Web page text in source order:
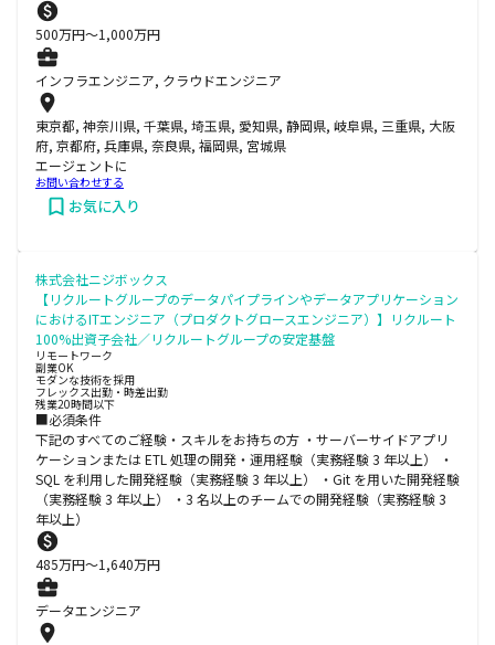
500万円〜1,000万円
インフラエンジニア, クラウドエンジニア
東京都, 神奈川県, 千葉県, 埼玉県, 愛知県, 静岡県, 岐阜県, 三重県, 大阪
府, 京都府, 兵庫県, 奈良県, 福岡県, 宮城県
エージェントに
お問い合わせする
お気に入り
株式会社ニジボックス
【リクルートグループのデータパイプラインやデータアプリケーション
におけるITエンジニア（プロダクトグロースエンジニア）】リクルート
100%出資子会社／リクルートグループの安定基盤
リモートワーク
副業OK
モダンな技術を採用
フレックス出勤・時差出勤
残業20時間以下
■必須条件
下記のすべてのご経験・スキルをお持ちの方 ・サーバーサイドアプリ
ケーションまたは ETL 処理の開発・運用経験（実務経験 3 年以上） ・
SQL を利用した開発経験（実務経験 3 年以上） ・Git を用いた開発経験
（実務経験 3 年以上） ・3 名以上のチームでの開発経験（実務経験 3
年以上）
485万円〜1,640万円
データエンジニア